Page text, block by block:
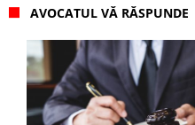
AVOCATUL VĂ RĂSPUNDE